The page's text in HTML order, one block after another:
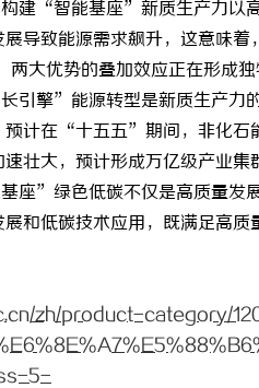
建 “智能基座”新质生产力以
导致能源需求飙升，这意味
大优势的叠加效应正在形成独
引擎”能源转型是新质生产力
计在“十五五”期间，非化石
壮大，预计形成万亿级产业集
座”绿色低碳不仅是高质量发
和低碳技术应用，既满足高
zh/product-category/
5-